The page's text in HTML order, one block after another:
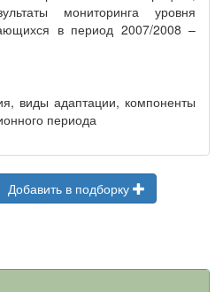
мониторинга уровня
в период 2007/2008 –
виды адаптации, компоненты
периода
Добавить в подборку